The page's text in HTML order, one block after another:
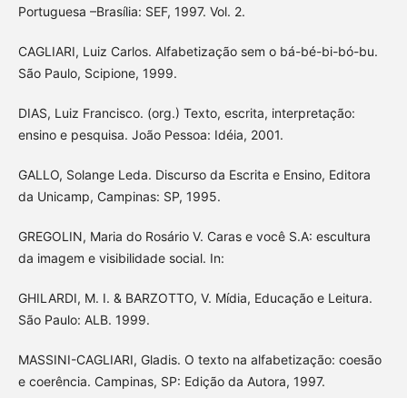
Portuguesa –Brasília: SEF, 1997. Vol. 2.
CAGLIARI, Luiz Carlos. Alfabetização sem o bá-bé-bi-bó-bu.
São Paulo, Scipione, 1999.
DIAS, Luiz Francisco. (org.) Texto, escrita, interpretação:
ensino e pesquisa. João Pessoa: Idéia, 2001.
GALLO, Solange Leda. Discurso da Escrita e Ensino, Editora
da Unicamp, Campinas: SP, 1995.
GREGOLIN, Maria do Rosário V. Caras e você S.A: escultura
da imagem e visibilidade social. In:
GHILARDI, M. I. & BARZOTTO, V. Mídia, Educação e Leitura.
São Paulo: ALB. 1999.
MASSINI-CAGLIARI, Gladis. O texto na alfabetização: coesão
e coerência. Campinas, SP: Edição da Autora, 1997.